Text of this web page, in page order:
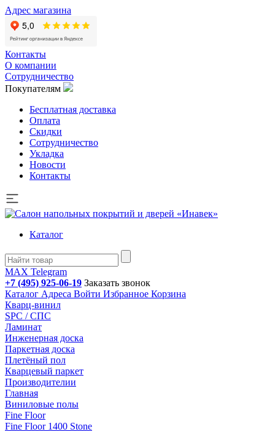
Адрес магазина
Контакты
О компании
Сотрудничество
Покупателям
Бесплатная доставка
Оплата
Скидки
Сотрудничество
Укладка
Новости
Контакты
Каталог
MAX Telegram
+7 (495) 925-06-19 Заказать звонок
Каталог Адреса Войти Избранное Корзина
Кварц-винил
SPC / СПС
Ламинат
Инженерная доска
Паркетная доска
Плетёный пол
Кварцевый паркет
Производителии
Главная
Виниловые полы
Fine Floor
Fine Floor 1400 Stone